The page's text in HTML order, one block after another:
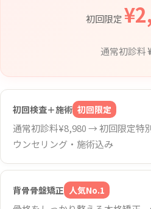
初回限定
通常初診料
初回検査＋施術 初回限定
通常初診料¥8,980 → 初回限定特
ウンセリング・施術込み
背骨骨盤矯正 人気No.1